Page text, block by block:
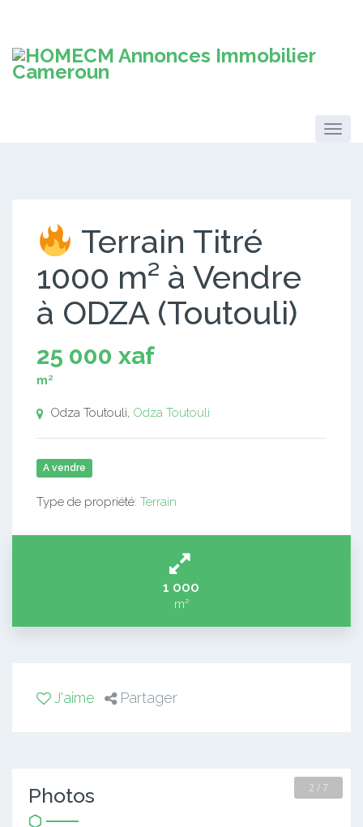
Terrain Titré
1000 m² à Vendre
à ODZA (Toutouli)
25 000 xaf
m²
Odza Toutouli, Odza Toutouli
A vendre
Type de propriété: Terrain
1 000
m²
J'aime Partager
Photos 2 / 7